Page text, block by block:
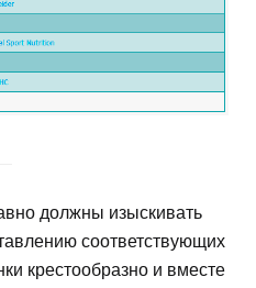
должны изыскивать
соответствующих
крестообразно и вместе